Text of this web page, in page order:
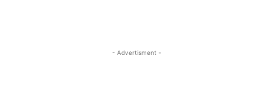
- Advertisment -